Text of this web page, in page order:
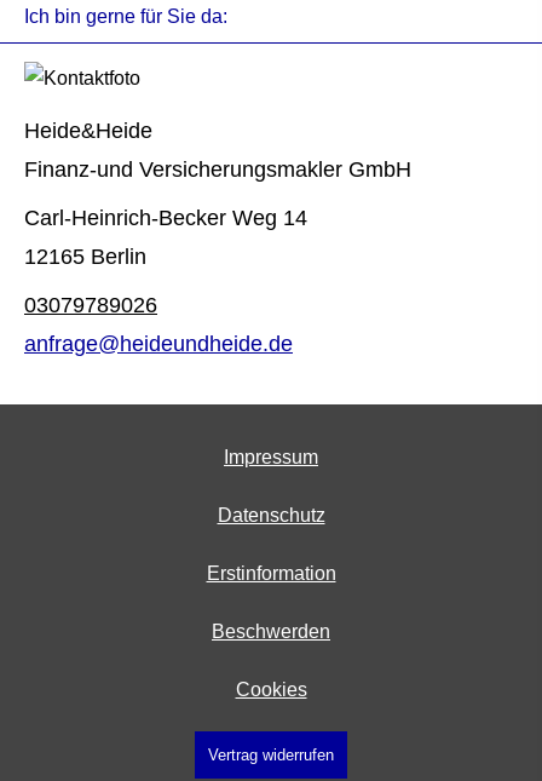
Ich bin gerne für Sie da:
Heide&Heide
Finanz-und Ver­sicherungs­makler GmbH
Carl-Heinrich-Becker Weg 14
12165 Berlin
03079789026
anfrage@heideundheide.de
Impressum
Datenschutz
Erstinformation
Beschwerden
Cookies
Vertrag widerrufen